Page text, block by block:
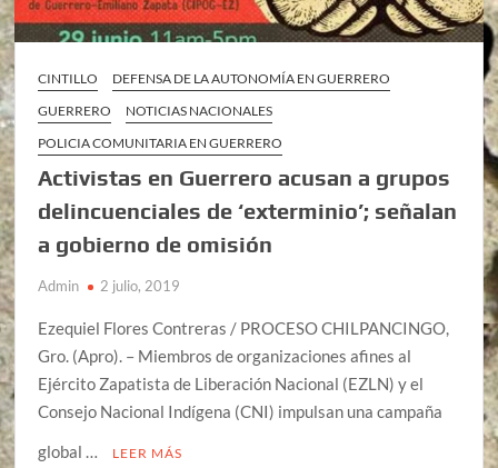
CINTILLO
DEFENSA DE LA AUTONOMÍA EN GUERRERO
GUERRERO
NOTICIAS NACIONALES
POLICIA COMUNITARIA EN GUERRERO
Activistas en Guerrero acusan a grupos
delincuenciales de ‘exterminio’; señalan
a gobierno de omisión
Admin 2 julio, 2019
Ezequiel Flores Contreras / PROCESO CHILPANCINGO,
Gro. (Apro). – Miembros de organizaciones afines al
Ejército Zapatista de Liberación Nacional (EZLN) y el
Consejo Nacional Indígena (CNI) impulsan una campaña
global …
LEER MÁS